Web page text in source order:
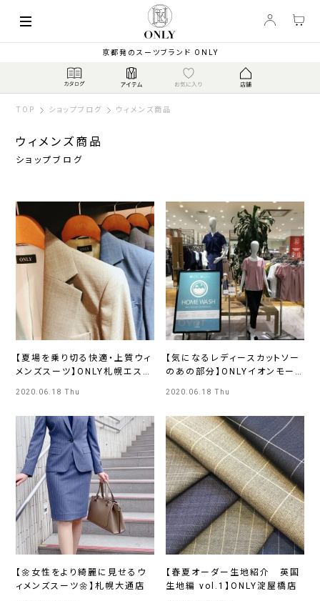
京都発のスーツブランド ONLY
TOP ショップブログ ウィメンズ商品
ウィメンズ商品
ショップブログ
【夏場を乗り切る快適・上質ウィ
メンズスーツ】ONLY札幌エスタ
2020.06.18 Thu
【気になるレディースカットソー
のあの部分】ONLYイオンモー
2020.06.18 Thu
【🌼女性をより綺麗に見せるウ
ィメンズスーツ🌼】札幌大通店
【春夏オーダー生地紹介 英国
生地編 vol.1】ONLY淀屋橋店